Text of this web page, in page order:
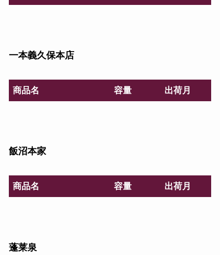
一本義久保本店
商品名 容量 出荷月
飯沼本家
商品名 容量 出荷月
蓬莱泉